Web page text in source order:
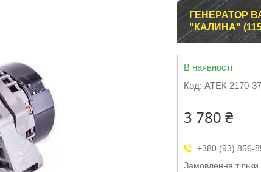
ГЕНЕРАТОР
"КАЛИНА"
В наявності
Код: АТЕК 2170-
3 780 ₴
+380 (93) 856-
Замовлення